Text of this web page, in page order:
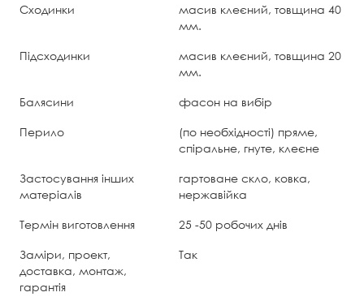
Сходинки
масив клеєний, товщина 40
мм.
Підсходинки
масив клеєний, товщина 20
мм.
Балясини
фасон на вибір
Перило
(по необхідності) пряме,
спіральне, гнуте, клеєне
Застосування інших
матеріалів
гартоване скло, ковка,
нержавійка
Термін виготовлення
25 -50 робочих днів
Заміри, проект,
доставка, монтаж,
гарантія
Так